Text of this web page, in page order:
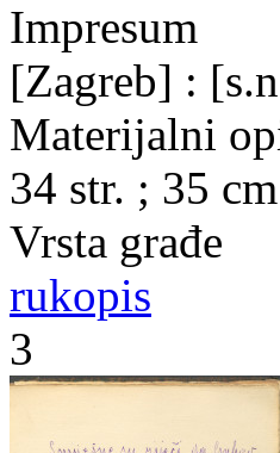
Impresum
[Zagreb] :
Materijalni
34 str. ; 35 cm
Vrsta građe
rukopis
3